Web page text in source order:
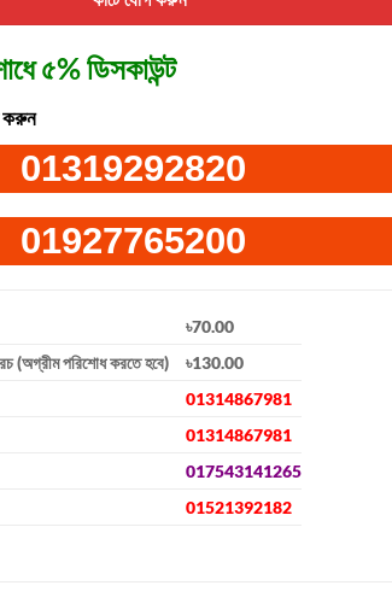
৫% ডিসকাউন্ট
করুন
01319292820
01927765200
৳70.00
(অগ্রীম পরিশোধ করতে হবে)
৳130.00
01314867981
01314867981
017543141265
01521392182